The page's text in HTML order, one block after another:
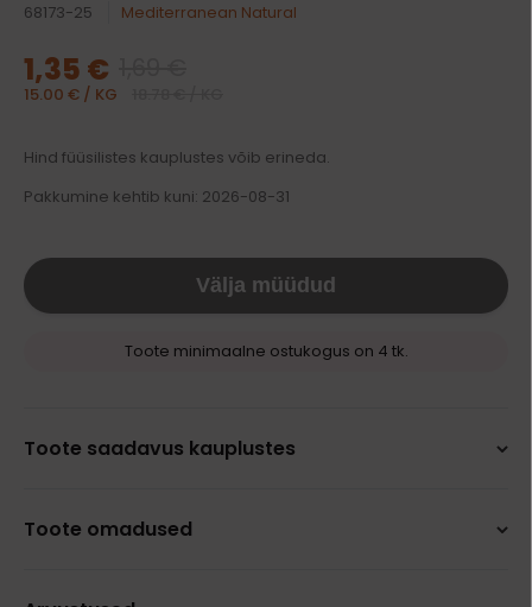
68173-25 Mediterranean Natural
1,35 €
15.00 € / KG
Hind füüsilistes kauplustes võib erineda.
Pakkumine kehtib kuni: 2026-08-31
Välja müüdud
Toote minimaalne ostukogus on 4 tk.
Toote saadavus kauplustes
Toote omadused